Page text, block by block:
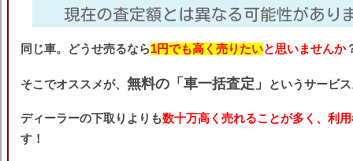
同じ車。どうせ売るなら1円でも高く売りたいと思いませんか
そこでオススメが、 無料の「車一括査定」 というサービ
ディーラーの下取りよりも数十万高く売れることが多く、利
す！